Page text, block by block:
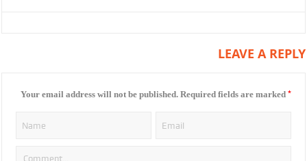
LEAVE A REPLY
Your email address will not be published. Required fields are marked *